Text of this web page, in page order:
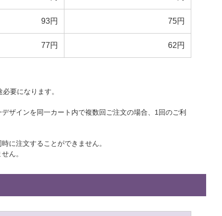
93円 75円
77円 62円
要になります。
ザインを同一カート内で複数回ご注文の場合、1回のご利
に注文することができません。
ん。